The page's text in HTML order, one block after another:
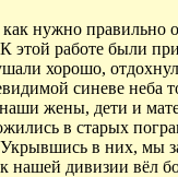
нужно правильно
этой работе были
хорошо,
синеве неба
жены, дети и
в старых
в них, мы
нашей дивизии вёл